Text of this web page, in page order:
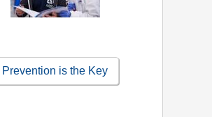
Prevention is the Key